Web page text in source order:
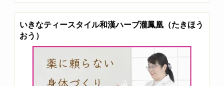
いきなティースタイル和漢ハーブ瀧鳳凰（たきほう
おう）